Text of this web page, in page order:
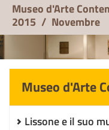
Museo d'Arte
2015 / Novembre
Museo d'Arte
Lissone e il suo